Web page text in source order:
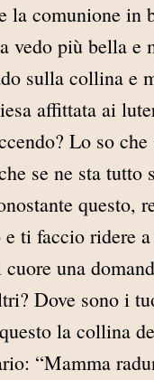
la comunione in
vedo più bella
sulla collina e
affittata ai
Lo so
se ne sta tutto
questo,
ti faccio ridere
cuore una
Dove sono i
la collina
“Mamma